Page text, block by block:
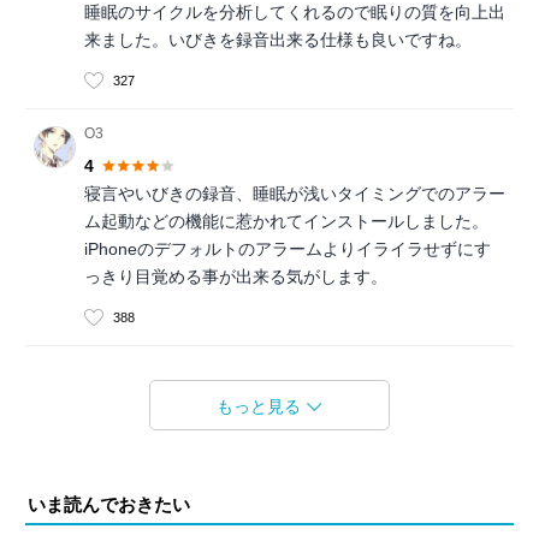
睡眠のサイクルを分析してくれるので眠りの質を向上出
来ました。いびきを録音出来る仕様も良いですね。
327
O3
4
寝言やいびきの録音、睡眠が浅いタイミングでのアラー
ム起動などの機能に惹かれてインストールしました。
iPhoneのデフォルトのアラームよりイライラせずにす
っきり目覚める事が出来る気がします。
388
もっと見る
いま読んでおきたい